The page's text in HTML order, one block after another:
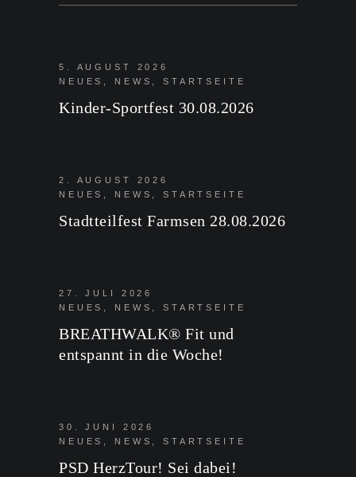
5. AUGUST 2026
NEUES
NEWS ,STARTSEITE
Kinder-Sportfest 30.08.2026
2. AUGUST 2026
NEUES
NEWS ,STARTSEITE
Stadtteilfest Farmsen 28.08.2026
27. JULI 2026
NEUES
NEWS ,STARTSEITE
BREATHWALK® Fit und
entspannt in die Woche!
30. JUNI 2026
NEUES
NEWS ,STARTSEITE
PSD HerzTour! Sei dabei!